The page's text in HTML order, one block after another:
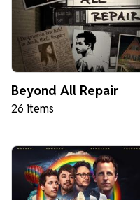
Beyond All Repair
26 items